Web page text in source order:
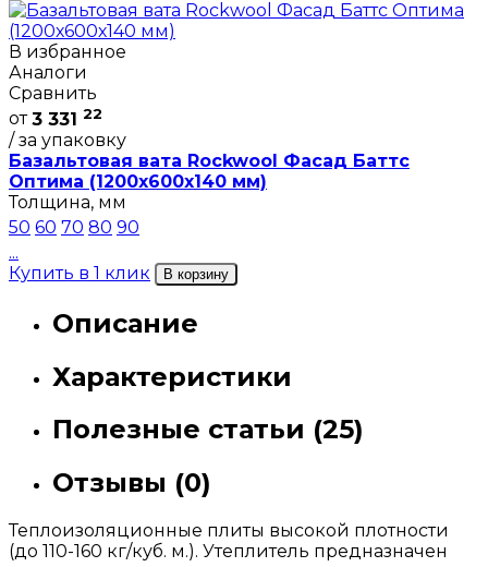
В избранное
Аналоги
Сравнить
от3 331 22
/ за упаковку
Базальтовая вата Rockwool Фасад Баттс
Оптима (1200х600х140 мм)
Толщина, мм
50 60 70 80 90
...
Купить в 1 клик
В корзину
Описание
Характеристики
Полезные статьи (25)
Отзывы (0)
Теплоизоляционные плиты высокой плотности
(до 110-160 кг/куб. м.). Утеплитель предназначен